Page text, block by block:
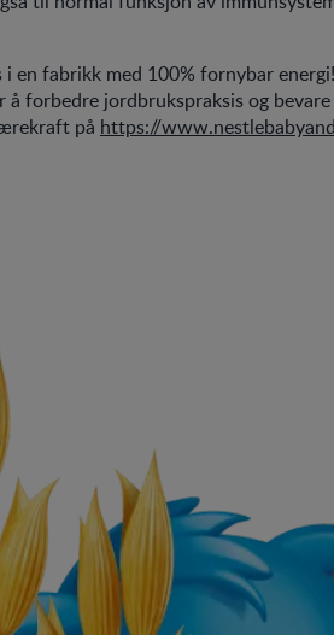
en fabrikk med 100% fornybar
forbedre jordbrukspraksis og
på https://